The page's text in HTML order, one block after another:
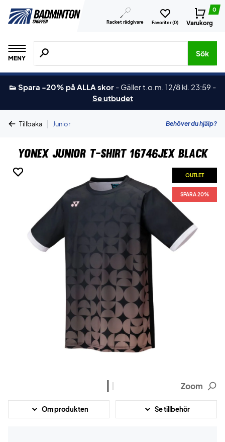
Racket rådgivare Favoriter (0)
0
Varukorg
MENY
Sök efter produkter, märken osv.
Sök
👟 Spara -20% på ALLA skor - Gäller t.o.m. 12/8 kl. 23:59 -
Se utbudet
Tillbaka | Junior Behöver du hjälp?
Yonex Junior T-shirt 16746JEX Black
OUTLET
SPARA 20%
OUTLET
SPARA 20%
Zoom
Om produkten Se tillbehör